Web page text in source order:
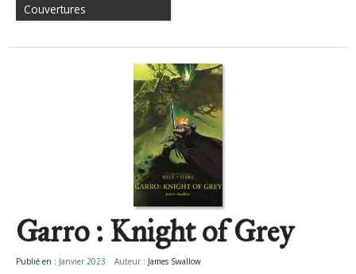
Couvertures
Garro : Knight of Grey
Publié en : Janvier 2023 Auteur : James Swallow